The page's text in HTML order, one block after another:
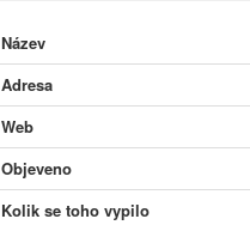
Název
Adresa
Web
Objeveno
Kolik se toho vypilo